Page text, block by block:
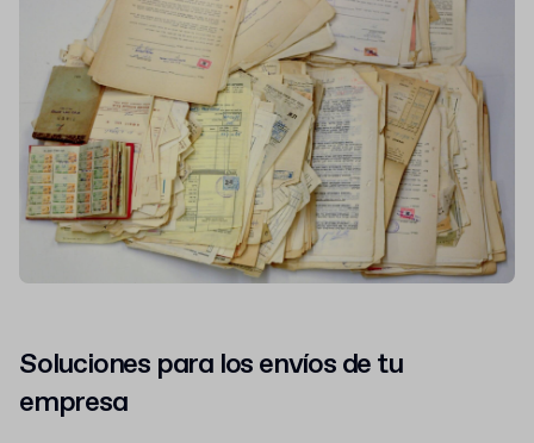
Soluciones para los envíos de tu
empresa